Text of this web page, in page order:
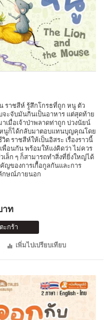
ราชสีห์ รู้สึกโกรธที่ถูก หนู ตัว
ะจับมันกินเป็นอาหาร แต่สุดท้าย
เมื่อเจ้าป่าพลาดท่าถูก บ่วงนัยน์
นูก็ได้กลับมาตอบแทนบุญคุณโดย
ราชสีห์ให้เป็นอิสระ เรื่องราวนี้
พื่อนกัน พร้อมให้แง่คิดว่า ไม่ควร
ล็ก ๆ ก็สามารถทำสิ่งที่ยิ่งใหญ่ได้
ญของการเกื้อกูลกันและการ
กษณ์ภายนอก
าท
ะกร้า
เพิ่มไปเปรียบเทียบ